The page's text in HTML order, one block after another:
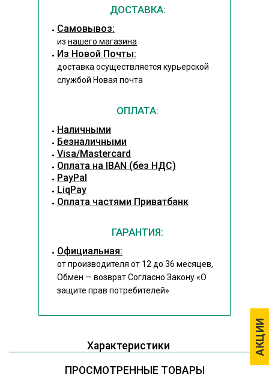
АКЦИИ
АКЦИИ
ДОСТАВКА:
Cамовывоз:
из нашего магазина
Из Новой Почты:
доставка осуществляется курьерской
службой Новая почта
ОПЛАТА:
Наличными
Безналичными
Visa/Mastercard
Оплата на IBAN (без НДС)
PayPal
LiqPay
Оплата частями Приватбанк
ГАРАНТИЯ:
Официальная:
от производителя от 12 до 36 месяцев,
Обмен — возврат Согласно Закону«О
защите прав потребителей»
Характеристики
ПРОСМОТРЕННЫЕ ТОВАРЫ